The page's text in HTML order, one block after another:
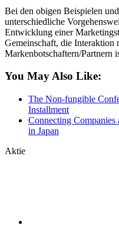
Bei den obigen Beispielen
unterschiedliche
Entwicklung einer
Gemeinschaft, die
Markenbotschaftern/Partnern
You May Also Like:
The Non-fungible
Installment
Connecting Companies
in Japan
Aktie